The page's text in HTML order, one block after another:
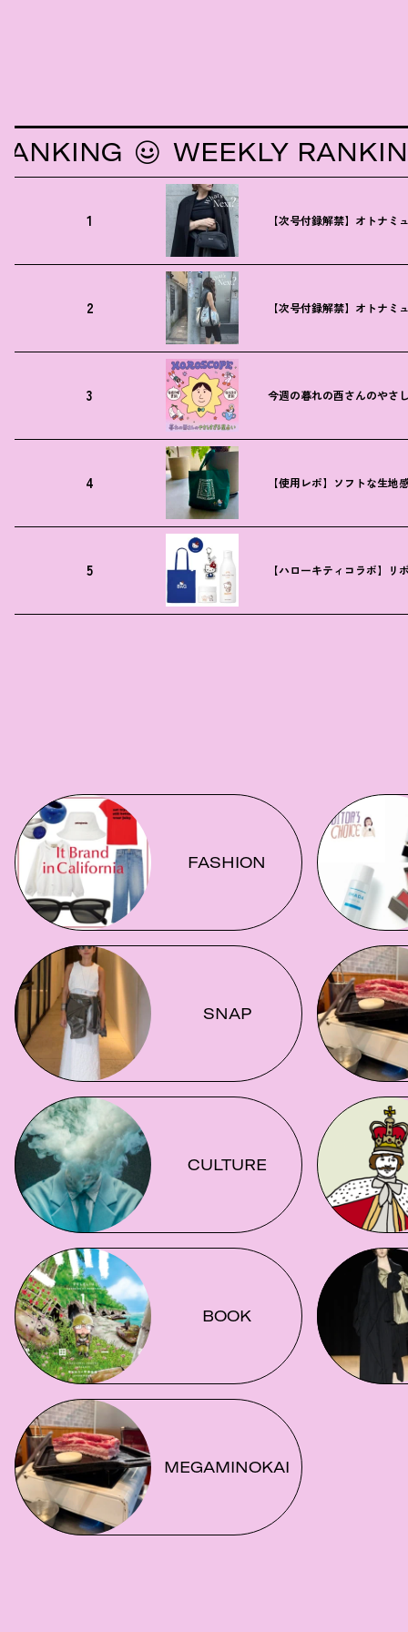
WEEKLY RANKING
1 【次号付録解禁】オトナ
2 【次号付録解禁】オトナ
3 今週の暮れの酉さんのや
4 【使用レポ】ソフトな生
5 【ハローキティコラボ】
FASHION
SNAP
CULTURE
BOOK
MEGAMINOKAI